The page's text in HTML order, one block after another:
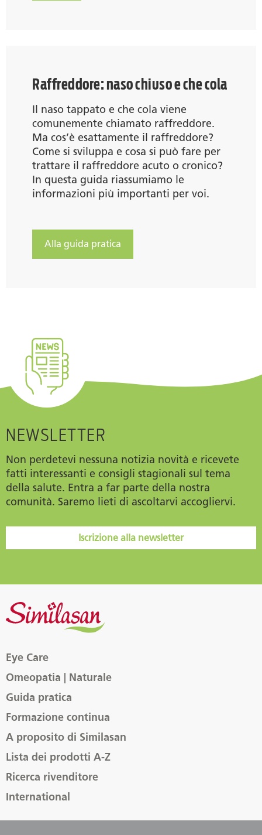
Raffreddore: naso chiuso e che cola
Il naso tappato e che cola viene
comunemente chiamato raffreddore.
Ma cos’è esattamente il raffreddore?
Come si sviluppa e cosa si può fare per
trattare il raffreddore acuto o cronico?
In questa guida riassumiamo le
informazioni più importanti per voi.
Alla guida pratica
NEWSLETTER
Non perdetevi nessuna notizia novità e ricevete
fatti interessanti e consigli stagionali sul tema
della salute. Entra a far parte della nostra
comunità. Saremo lieti di ascoltarvi accogliervi.
Iscrizione alla newsletter
Eye Care
Omeopatia | Naturale
Guida pratica
Formazione continua
A proposito di Similasan
Lista dei prodotti A-Z
Ricerca rivenditore
International